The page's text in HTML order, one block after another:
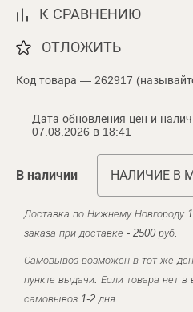
К СРАВНЕНИЮ
ОТЛОЖИТЬ
Код товара — 262917
Дата обновления цен и
07.08.2026 в 18:41
В наличии НАЛИЧИЕ В
Доставка по Нижнему Новгороду
заказа при доставке - 2500 руб.
Самовывоз возможен в тот же
пункте выдачи. Если товара нет
самовывоз 1-2 дня.